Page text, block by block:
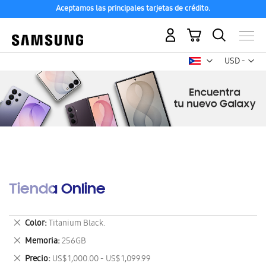
Aceptamos las principales tarjetas de crédito.
USD -
dólar
Mi carrito
Tienda Online
Color Titanium Black.
Eliminar
este
artículo
Memoria 256GB
Eliminar
este
Precio US$ 1,000.00 - US$ 1,099.99
Eliminar